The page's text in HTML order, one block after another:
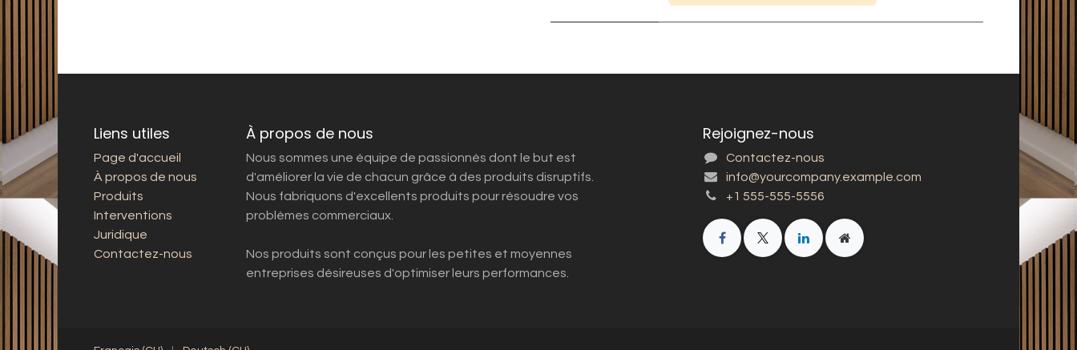
Liens utiles
Page d'accueil
À propos de nous
Produits
Interventions
Juridique
Contactez-nous
À propos de nous
Nous sommes une équipe de passionnés dont le but est
d'améliorer la vie de chacun grâce à des produits disruptifs.
Nous fabriquons d'excellents produits pour résoudre vos
problèmes commerciaux.
Nos produits sont conçus pour les petites et moyennes
entreprises désireuses d'optimiser leurs performances.
Rejoignez-nous
Contactez-nous
info@yourcompany.example.com
+1 555-555-5556